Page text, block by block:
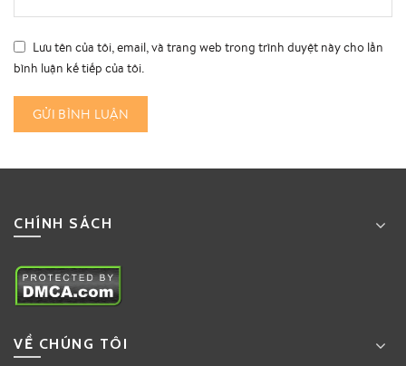
Lưu tên của tôi, email, và trang web trong trình duyệt này cho lần
bình luận kế tiếp của tôi.
CHÍNH SÁCH
VỀ CHÚNG TÔI